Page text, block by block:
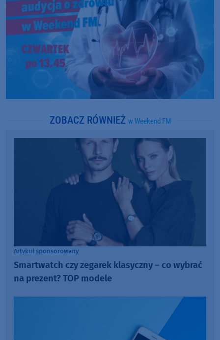
ZOBACZ RÓWNIEŻ w Weekend FM
Artykuł sponsorowany
Smartwatch czy zegarek klasyczny – co wybrać
na prezent? TOP modele